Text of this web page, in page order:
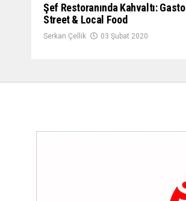
Şef Restoranında Kahvaltı: Gasto
Street & Local Food
Serkan Çellik 03 Şubat 2020